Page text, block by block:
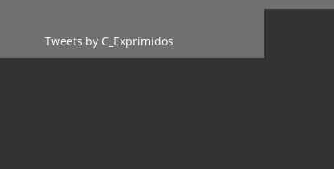
Tweets by C_Exprimidos